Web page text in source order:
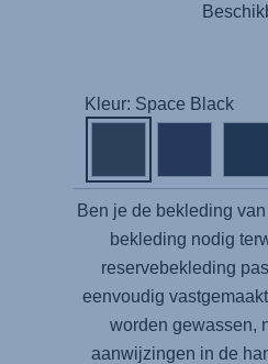
Kleur: Space Black
Ben je de bekleding
bekleding nodig
reservebekleding
eenvoudig
worden gewassen,
aanwijzingen in de